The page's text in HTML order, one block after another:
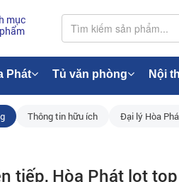
mục
Phát Tủ văn phòng Nội
Thông tin hữu ích Đại lý Hòa
tiếp, Hòa Phát lọt